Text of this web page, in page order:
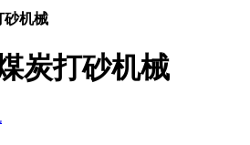
砂机械
炭打砂机械